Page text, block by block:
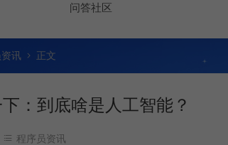
问答社区
讯 正文
：到底啥是人工智能？
程序员资讯